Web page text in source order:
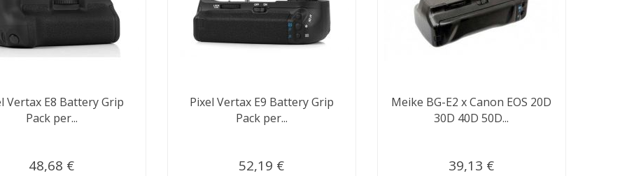
Vertax E8 Battery Grip
Pack per...
48,68 €
Pixel Vertax E9 Battery Grip
Pack per...
52,19 €
Meike BG-E2 x Canon EOS 20D
30D 40D 50D...
39,13 €